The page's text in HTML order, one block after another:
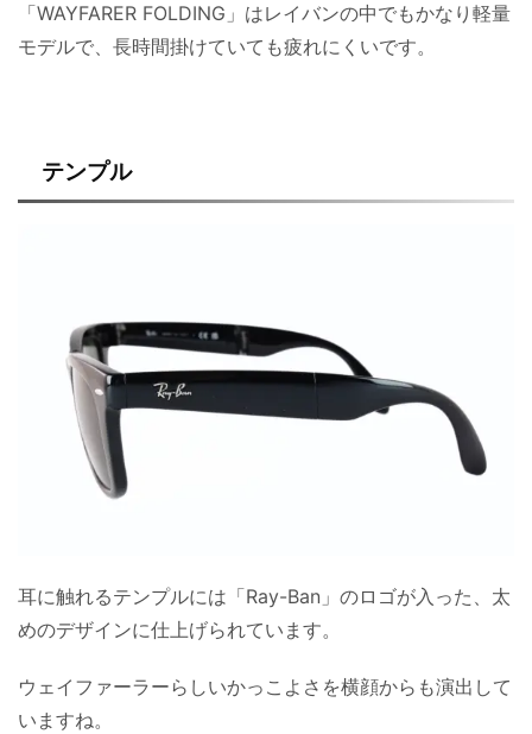
「WAYFARER FOLDING」はレイバンの中でもかなり軽量
モデルで、長時間掛けていても疲れにくいです。
テンプル
耳に触れるテンプルには「Ray-Ban」のロゴが入った、太
めのデザインに仕上げられています。
ウェイファーラーらしいかっこよさを横顔からも演出して
いますね。